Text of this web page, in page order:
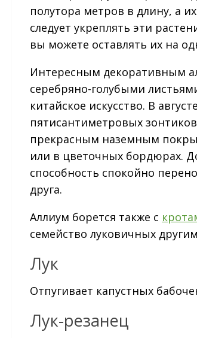
полутора метров в длину, а
следует укреплять эти
вы можете оставлять их на
Интересным декоративным
серебряно-голубыми
китайское искусство. В
пятисантиметровых
прекрасным наземным
или в цветочных бордюрах.
способность спокойно
друга.
Аллиум борется также с
семейство луковичных
Лук
Отпугивает капустных
Лук-резанец